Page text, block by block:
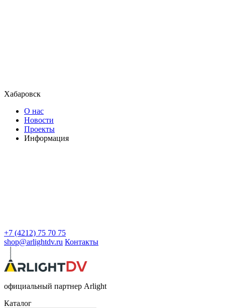
Хабаровск
О нас
Новости
Проекты
Информация
+7 (4212) 75 70 75
shop@arlightdv.ru Контакты
официальный партнер Arlight
Каталог